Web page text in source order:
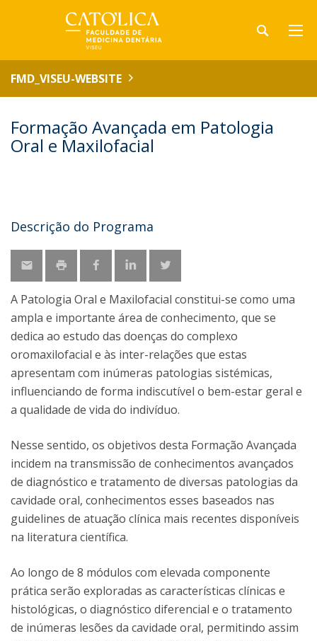
FMD_VISEU-WEBSITE
Formação Avançada em Patologia
Oral e Maxilofacial
Descrição do Programa
A Patologia Oral e Maxilofacial constitui-se como uma
ampla e importante área de conhecimento, que se
dedica ao estudo das doenças do complexo
oromaxilofacial e às inter-relações que estas
apresentam com inúmeras patologias sistémicas,
influenciando de forma indiscutível o bem-estar geral e
a qualidade de vida do indivíduo.
Nesse sentido, os objetivos desta Formação Avançada
incidem na transmissão de conhecimentos avançados
de diagnóstico e tratamento de diversas patologias da
cavidade oral, conhecimentos esses baseados nas
guidelines de atuação clínica mais recentes disponíveis
na literatura científica.
Ao longo de 8 módulos com elevada componente
prática serão exploradas as características clínicas e
histológicas, o diagnóstico diferencial e o tratamento
de inúmeras lesões da cavidade oral, permitindo assim